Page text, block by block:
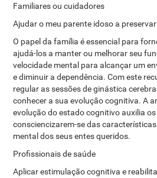
Familiares ou cuidadores
Ajudar o meu parente idoso a
O papel da família é essencial para
ajudá-los a manter ou melhorar seu
velocidade mental para alcançar um
e diminuir a dependência. Com este
regular as sessões de ginástica
conhecer a sua evolução cognitiva. A
evolução do estado cognitivo auxilia
consciencizarem-se das
mental dos seus entes queridos.
Profissionais de saúde
Aplicar estimulação cognitiva e